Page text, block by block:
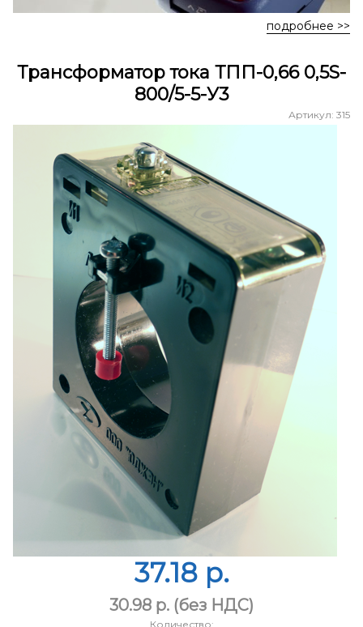
подробнее >>
Трансформатор тока ТПП-0,66 0,5S-
800/5-5-У3
Артикул: 315
37.18 p.
30.98 p. (без НДС)
Количество: